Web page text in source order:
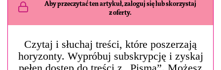
Aby przeczytać ten artykuł, zaloguj się lub skorzystaj
z oferty.
Czytaj i słuchaj treści, które poszerzają
horyzonty. Wypróbuj subskrypcję i zyskaj